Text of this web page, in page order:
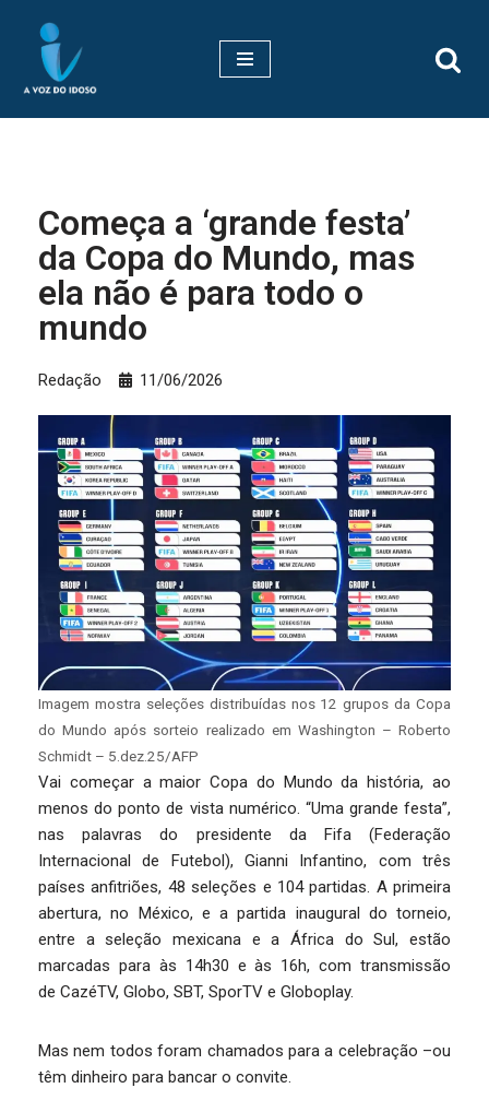
Pular
para
Começa a ‘grande festa’
da Copa do Mundo, mas
ela não é para todo o
mundo
Redação 11/06/2026
Imagem mostra seleções distribuídas nos 12 grupos da Copa
do Mundo após sorteio realizado em Washington – Roberto
Schmidt – 5.dez.25/AFP
Vai começar a maior Copa do Mundo da história, ao
menos do ponto de vista numérico. “Uma grande festa”,
nas palavras do presidente da Fifa (Federação
Internacional de Futebol), Gianni Infantino, com três
países anfitriões, 48 seleções e 104 partidas. A primeira
abertura, no México, e a partida inaugural do torneio,
entre a seleção mexicana e a África do Sul, estão
marcadas para às 14h30 e às 16h, com transmissão
de CazéTV, Globo, SBT, SporTV e Globoplay.
Mas nem todos foram chamados para a celebração –ou
têm dinheiro para bancar o convite.